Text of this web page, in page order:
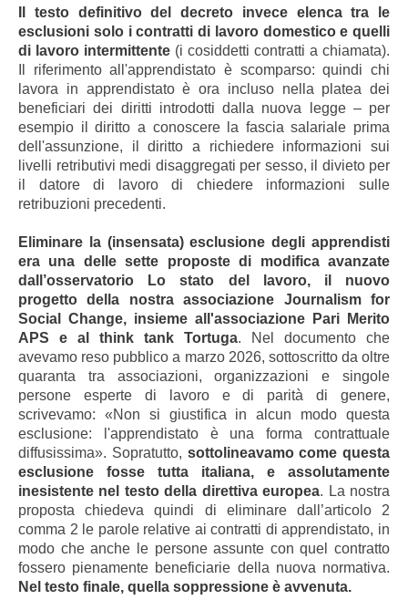
Il testo definitivo del decreto invece elenca tra le
esclusioni solo i contratti di lavoro domestico e quelli
di lavoro intermittente (i cosiddetti contratti a chiamata).
Il riferimento all'apprendistato è scomparso: quindi chi
lavora in apprendistato è ora incluso nella platea dei
beneficiari dei diritti introdotti dalla nuova legge – per
esempio il diritto a conoscere la fascia salariale prima
dell'assunzione, il diritto a richiedere informazioni sui
livelli retributivi medi disaggregati per sesso, il divieto per
il datore di lavoro di chiedere informazioni sulle
retribuzioni precedenti.
Eliminare la (insensata) esclusione degli apprendisti
era una delle sette proposte di modifica avanzate
dall’osservatorio Lo stato del lavoro, il nuovo
progetto della nostra associazione Journalism for
Social Change, insieme all'associazione Pari Merito
APS e al think tank Tortuga. Nel documento che
avevamo reso pubblico a marzo 2026, sottoscritto da oltre
quaranta tra associazioni, organizzazioni e singole
persone esperte di lavoro e di parità di genere,
scrivevamo: «Non si giustifica in alcun modo questa
esclusione: l'apprendistato è una forma contrattuale
diffusissima». Sopratutto, sottolineavamo come questa
esclusione fosse tutta italiana, e assolutamente
inesistente nel testo della direttiva europea. La nostra
proposta chiedeva quindi di eliminare dall’articolo 2
comma 2 le parole relative ai contratti di apprendistato, in
modo che anche le persone assunte con quel contratto
fossero pienamente beneficiarie della nuova normativa.
Nel testo finale, quella soppressione è avvenuta.